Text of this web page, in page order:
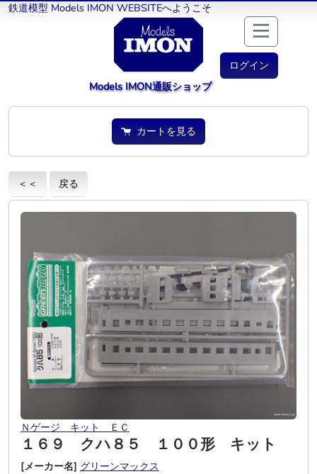
鉄道模型 Models IMON WEBSITEへようこそ
ログイン
Models IMON通販ショップ
カートを見る
＜＜ 戻る
Ｎゲージ キット ＥＣ
１６９ クハ８５ １００形 キット
[メーカー名] グリーンマックス